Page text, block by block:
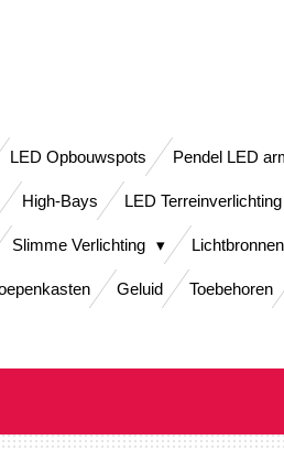
LED Opbouwspots Pendel LED
High-Bays LED Terreinverlichting
Slimme Verlichting Lichtbronnen
Geluid Toebehoren